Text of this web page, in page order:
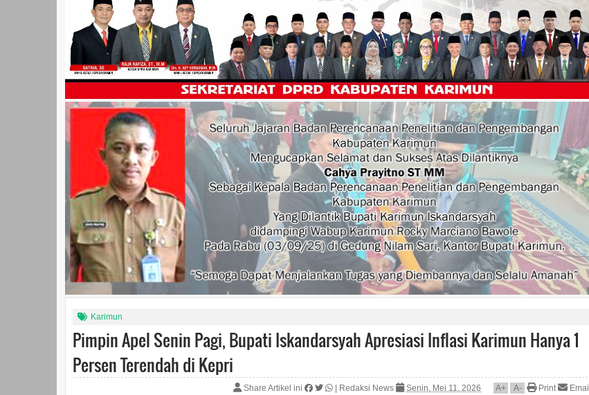
Karimun
Pimpin Apel Senin Pagi, Bupati Iskandarsyah Apresiasi Inflasi Karimun Hanya 1
Persen Terendah di Kepri
Share Artikel ini Redaksi News Senin, Mei 11, 2026 A+ A- Print Email